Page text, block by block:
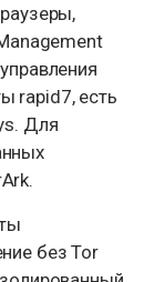
rapid7, есть
Для
без Tor